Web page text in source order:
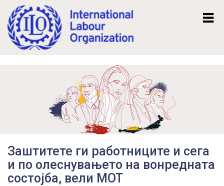
Заштитете ги работниците и сега
и по олеснувањето на вонредната
состојба, вели МОТ